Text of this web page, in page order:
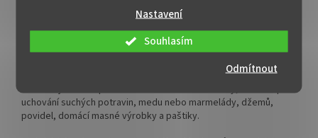
Nastavení
Odmítnout
Souhlasím
✅ Twist Off šroubový uzávěr
uzavřete rukou
objednejte ZDE
✅ Twist Off šroubový uzávěr
uzavřete rukou
✅ Různá víčka TO 82 ke sklenici
objednejteZDE
✅ Jako dělaná na polévky,
Detailní popis produktu
Sklenice na zavařování 540 ml VÁLEC
je nezbytným
pomocníkem pro každého, kdo se věnuje zavařování. Tato
uchování suchých potravin, medu nebo marmelády, džemů,
povidel, domácí masné výrobky a paštiky.